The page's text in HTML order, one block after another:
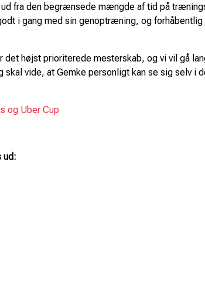
fra den begrænsede mængde af tid på
i gang med sin genoptræning, og
højst prioriterede mesterskab, og vi vil gå
vide, at Gemke personligt kan se sig selv i
og Uber Cup
ud: